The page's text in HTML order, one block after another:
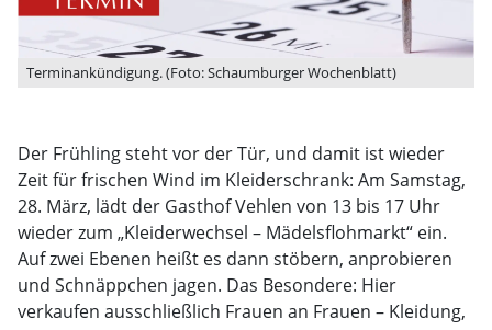
Terminankündigung. (Foto: Schaumburger Wochenblatt)
Der Frühling steht vor der Tür, und damit ist wieder
Zeit für frischen Wind im Kleiderschrank: Am Samstag,
28. März, lädt der Gasthof Vehlen von 13 bis 17 Uhr
wieder zum „Kleiderwechsel – Mädelsflohmarkt“ ein.
Auf zwei Ebenen heißt es dann stöbern, anprobieren
und Schnäppchen jagen. Das Besondere: Hier
verkaufen ausschließlich Frauen an Frauen – Kleidung,